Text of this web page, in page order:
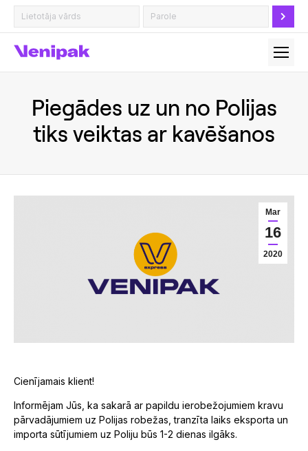
Piegādes uz un no Polijas
tiks veiktas ar kavēšanos
Mar
16
2020
Cienījamais klient!
Informējam Jūs, ka sakarā ar papildu ierobežojumiem kravu
pārvadājumiem uz Polijas robežas, tranzīta laiks eksporta un
importa sūtījumiem uz Poliju būs 1-2 dienas ilgāks.